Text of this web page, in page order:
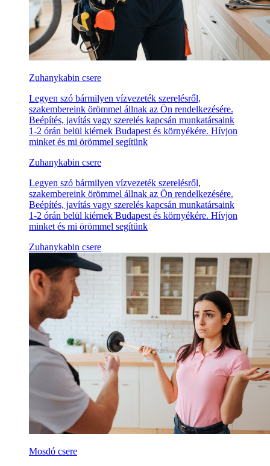
Zuhanykabin csere
Legyen szó bármilyen vízvezeték szerelésről,
szakembereink örömmel állnak az Ön rendelkezésére.
Beépítés, javítás vagy szerelés kapcsán munkatársaink
1-2 órán belül kiérnek Budapest és környékére. Hívjon
minket és mi örömmel segítünk
Zuhanykabin csere
Legyen szó bármilyen vízvezeték szerelésről,
szakembereink örömmel állnak az Ön rendelkezésére.
Beépítés, javítás vagy szerelés kapcsán munkatársaink
1-2 órán belül kiérnek Budapest és környékére. Hívjon
minket és mi örömmel segítünk
Zuhanykabin csere
Mosdó csere